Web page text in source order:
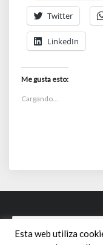
Twitter
LinkedIn
Me gusta esto:
Cargando...
Search
for:
Esta web utiliza